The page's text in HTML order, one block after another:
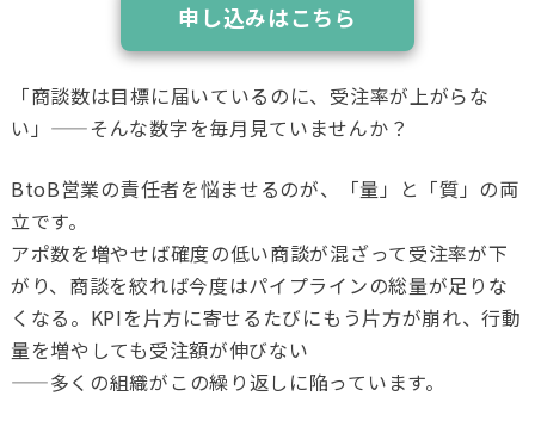
申し込みはこちら
「商談数は目標に届いているのに、受注率が上がらな
い」——そんな数字を毎月見ていませんか？
BtoB営業の責任者を悩ませるのが、「量」と「質」の両
立です。
アポ数を増やせば確度の低い商談が混ざって受注率が下
がり、商談を絞れば今度はパイプラインの総量が足りな
くなる。KPIを片方に寄せるたびにもう片方が崩れ、行動
量を増やしても受注額が伸びない
——多くの組織がこの繰り返しに陥っています。